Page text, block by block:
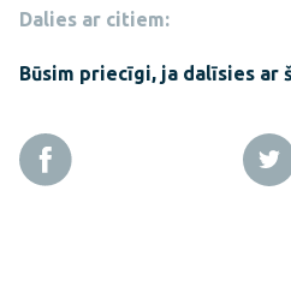
Dalies ar citiem:
Būsim priecīgi, ja dalīsies ar